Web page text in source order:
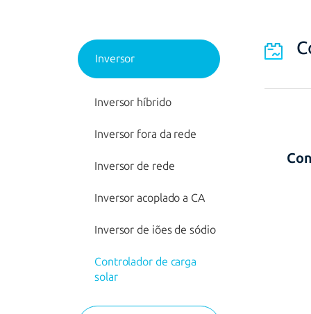
Inversor
Inversor híbrido
Inversor fora da rede
Inversor de rede
Inversor acoplado a CA
Inversor de iões de sódio
Controlador de carga
solar